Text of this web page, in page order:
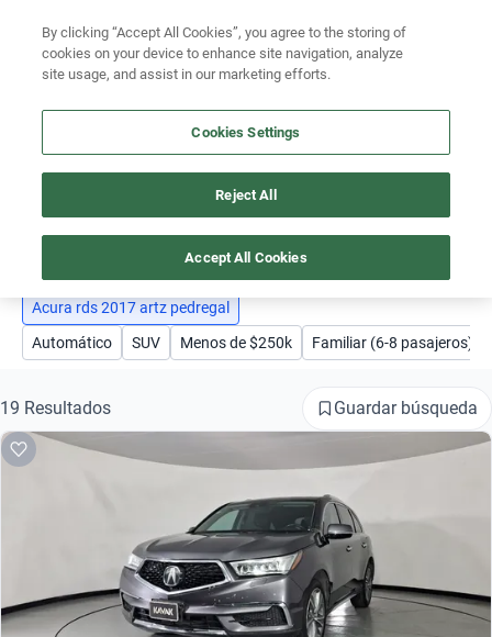
Ubicación
AUTOS ACURA RDS 2017 ARTZ PEDREGAL
Busca por marca
Busca por año
Busca por marca
Busca por modelo
Busca por versión
1
Acura rds 2017 artz pedregal
Automático
SUV Menos de $250k Familiar (6-8 pasajeros)
19 Resultados Guardar búsqueda
By clicking “Accept All Cookies”, you agree to the storing of
cookies on your device to enhance site navigation, analyze
site usage, and assist in our marketing efforts.
Cookies Settings
Reject All
Accept All Cookies